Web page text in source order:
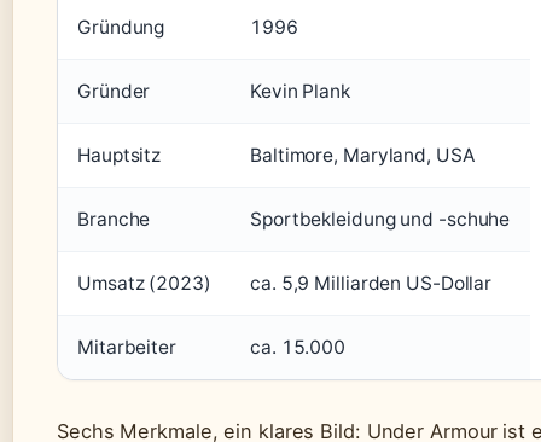
Gründung 1996
Gründer Kevin Plank
Hauptsitz Baltimore, Maryland, USA
Branche Sportbekleidung und -schuhe
Umsatz (2023) ca. 5,9 Milliarden US-Dollar
Mitarbeiter ca. 15.000
Sechs Merkmale, ein klares Bild: Under Armour